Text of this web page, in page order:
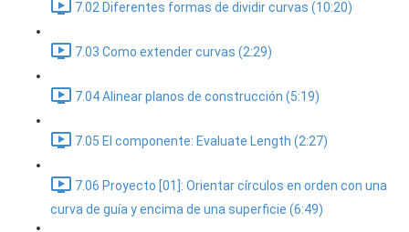
7.02 Diferentes formas de dividir curvas (10:20)
7.03 Como extender curvas (2:29)
7.04 Alinear planos de construcción (5:19)
7.05 El componente: Evaluate Length (2:27)
7.06 Proyecto [01]: Orientar círculos en orden con una
curva de guía y encima de una superficie (6:49)